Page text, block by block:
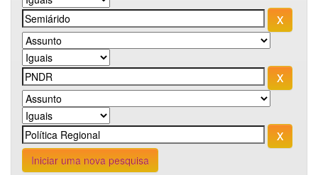
Iniciar uma nova pesquisa